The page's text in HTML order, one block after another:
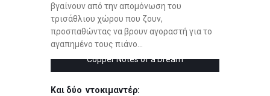
βγαίνουν από την απομόνωση του
τρισάθλιου χώρου που ζουν,
προσπαθώντας να βρουν αγοραστή για το
αγαπημένο τους πιάνο…
Copper Notes of a Dream
Και δύο ντοκιμαντέρ: